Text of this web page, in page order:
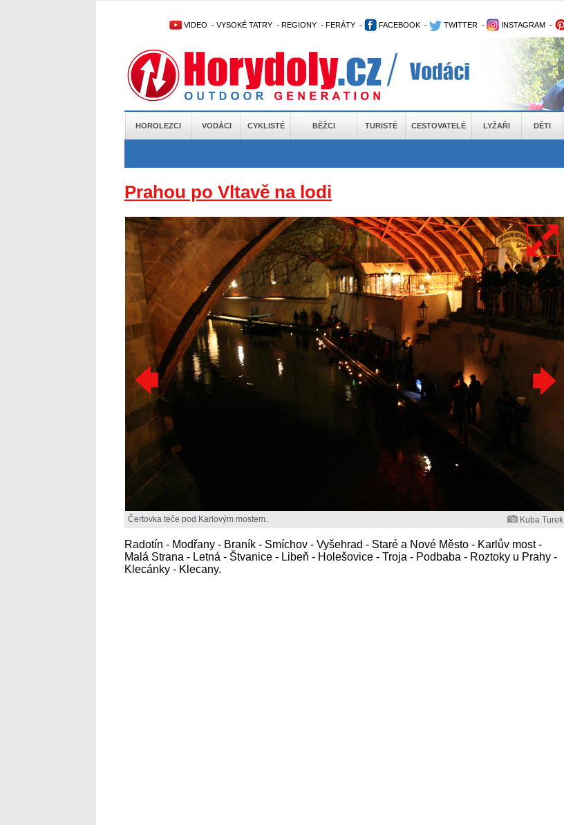
VIDEO - VYSOKÉ TATRY - REGIONY - FERÁTY - FACEBOOK - TWITTER - INSTAGRAM -
HOROLEZCI VODÁCI CYKLISTÉ BĚŽCI TURISTÉ CESTOVATELÉ LYŽAŘI DĚTI
Prahou po Vltavě na lodi
Čertovka teče pod Karlovým mostem. Kuba Turek
Radotín - Modřany - Braník - Smíchov - Vyšehrad - Staré a Nové Město - Karlův most -
Malá Strana - Letná - Štvanice - Libeň - Holešovice - Troja - Podbaba - Roztoky u Prahy -
Klecánky - Klecany.